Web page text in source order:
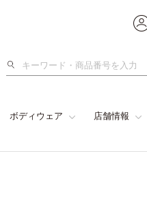
検
ボディウェア 店舗情報